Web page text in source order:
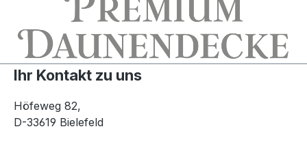
Ihr Kontakt zu uns
Höfeweg 82,
D-33619 Bielefeld